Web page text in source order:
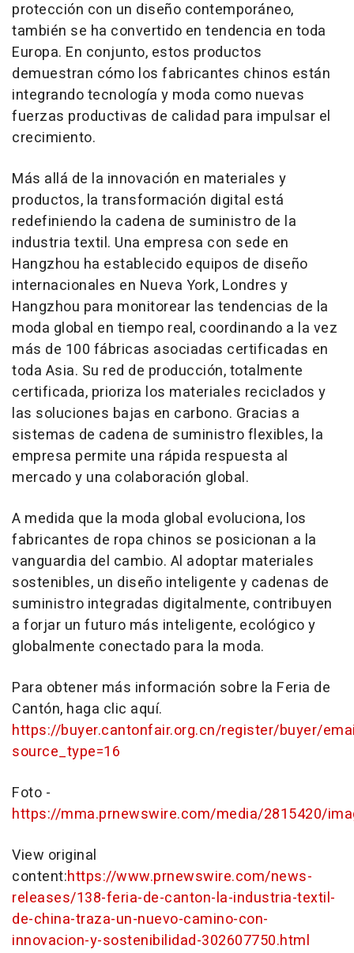
protección con un diseño contemporáneo,
también se ha convertido en tendencia en toda
Europa. En conjunto, estos productos
demuestran cómo los fabricantes chinos están
integrando tecnología y moda como nuevas
fuerzas productivas de calidad para impulsar el
crecimiento.
Más allá de la innovación en materiales y
productos, la transformación digital está
redefiniendo la cadena de suministro de la
industria textil. Una empresa con sede en
Hangzhou ha establecido equipos de diseño
internacionales en Nueva York, Londres y
Hangzhou para monitorear las tendencias de la
moda global en tiempo real, coordinando a la vez
más de 100 fábricas asociadas certificadas en
toda Asia. Su red de producción, totalmente
certificada, prioriza los materiales reciclados y
las soluciones bajas en carbono. Gracias a
sistemas de cadena de suministro flexibles, la
empresa permite una rápida respuesta al
mercado y una colaboración global.
A medida que la moda global evoluciona, los
fabricantes de ropa chinos se posicionan a la
vanguardia del cambio. Al adoptar materiales
sostenibles, un diseño inteligente y cadenas de
suministro integradas digitalmente, contribuyen
a forjar un futuro más inteligente, ecológico y
globalmente conectado para la moda.
Para obtener más información sobre la Feria de
Cantón, haga clic aquí.
https://buyer.cantonfair.org.cn/register/buyer/
source_type=16
Foto -
https://mma.prnewswire.com/media/2815420/
View original
content:https://www.prnewswire.com/news-
releases/138-feria-de-canton-la-industria-textil-
de-china-traza-un-nuevo-camino-con-
innovacion-y-sostenibilidad-302607750.html